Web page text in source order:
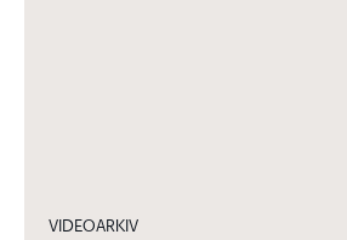
VIDEOARKIV